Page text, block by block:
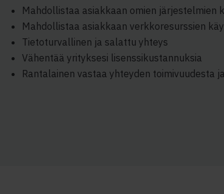
Mahdollistaa asiakkaan omien järjestelmien
Mahdollistaa asiakkaan verkkoresurssien
Tietoturvallinen ja salattu yhteys
Vähentää yrityksesi lisenssikustannuksia
Rantalainen vastaa yhteyden toimivuudesta